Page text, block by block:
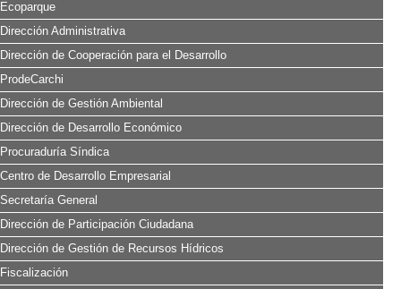
Ecoparque
Dirección Administrativa
Dirección de Cooperación para el Desarrollo
ProdeCarchi
Dirección de Gestión Ambiental
Dirección de Desarrollo Económico
Procuraduría Síndica
Centro de Desarrollo Empresarial
Secretaría General
Dirección de Participación Ciudadana
Dirección de Gestión de Recursos Hídricos
Fiscalización